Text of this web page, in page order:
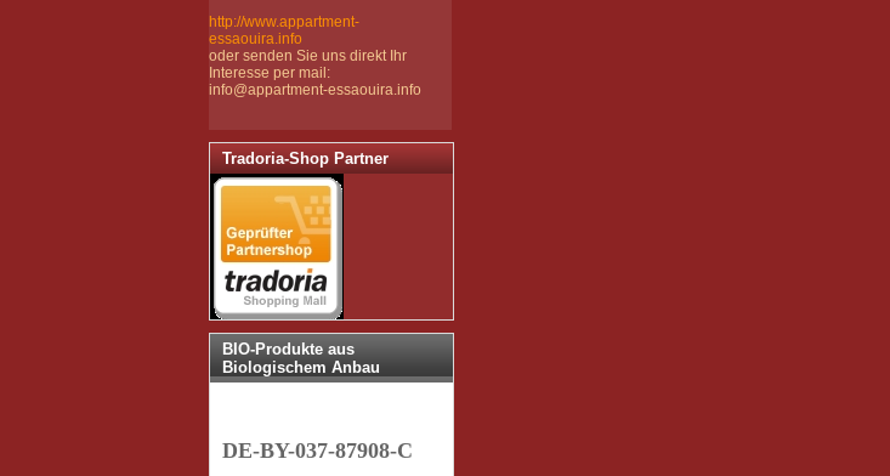
http://www.appartment-
essaouira.info
oder senden Sie uns direkt Ihr
Interesse per mail:
info@appartment-essaouira.info
Tradoria-Shop Partner
BIO-Produkte aus
Biologischem Anbau
DE-BY-037-87908-C